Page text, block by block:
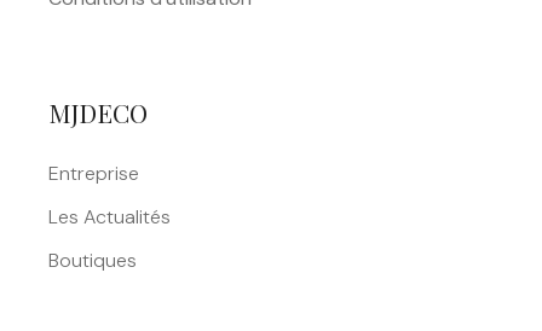
MJDECO
Entreprise
Les Actualités
Boutiques